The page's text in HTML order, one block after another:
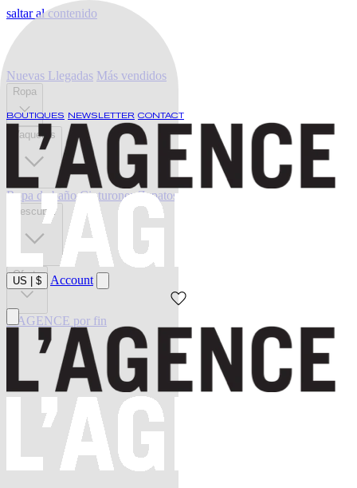
saltar al contenido
BOUTIQUES NEWSLETTER CONTACT
US $ Account
Nuevas Llegadas Más vendidos
Ropa
Vaqueros
Ropa de baño Cinturones Zapatos
Descubrir
Oferta
L'AGENCE por fin